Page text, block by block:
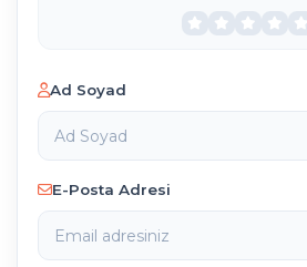
Ad Soyad
E-Posta Adresi